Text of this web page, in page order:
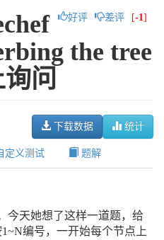
好评 差评 [-1]
the tree
问
统计
下载数据
定义测试 题解
天她想了这样一道题，给
编号，一开始每个节点上